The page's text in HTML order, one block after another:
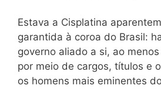
Estava a Cisplatina
garantida à coroa do Brasil:
governo aliado a si, ao
por meio de cargos, títulos e
os homens mais eminentes